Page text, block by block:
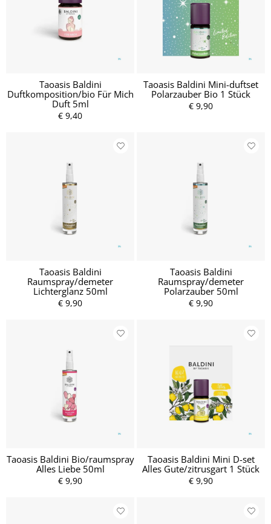
Taoasis Baldini
Duftkomposition/bio Für Mich
Duft 5ml
€ 9,40
Taoasis Baldini Mini-duftset
Polarzauber Bio 1 Stück
€ 9,90
Taoasis Baldini
Raumspray/demeter
Lichterglanz 50ml
€ 9,90
Taoasis Baldini
Raumspray/demeter
Polarzauber 50ml
€ 9,90
Taoasis Baldini Bio/raumspray
Alles Liebe 50ml
€ 9,90
Taoasis Baldini Mini D-set
Alles Gute/zitrusgart 1 Stück
€ 9,90